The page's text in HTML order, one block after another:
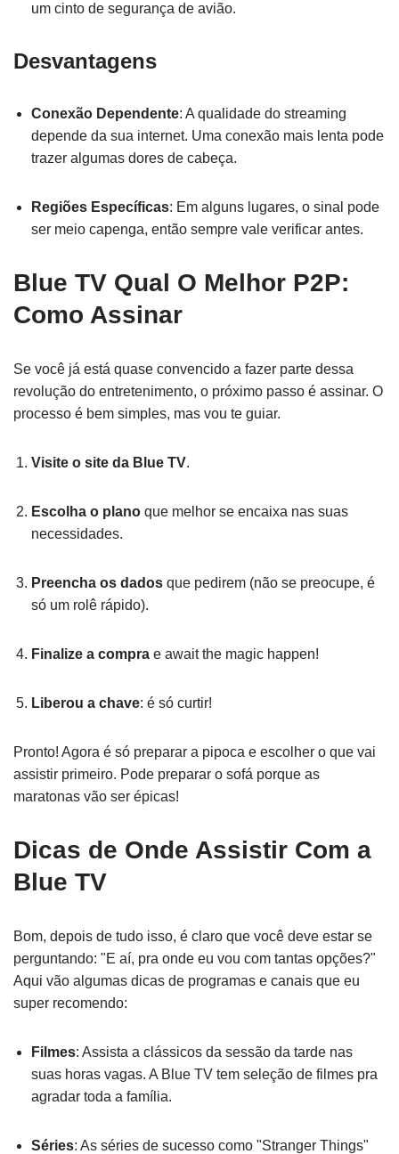
um cinto de segurança de avião.
Desvantagens
Conexão Dependente: A qualidade do streaming
depende da sua internet. Uma conexão mais lenta pode
trazer algumas dores de cabeça.
Regiões Específicas: Em alguns lugares, o sinal pode
ser meio capenga, então sempre vale verificar antes.
Blue TV Qual O Melhor P2P:
Como Assinar
Se você já está quase convencido a fazer parte dessa
revolução do entretenimento, o próximo passo é assinar. O
processo é bem simples, mas vou te guiar.
Visite o site da Blue TV.
Escolha o plano que melhor se encaixa nas suas
necessidades.
Preencha os dados que pedirem (não se preocupe, é
só um rolê rápido).
Finalize a compra e await the magic happen!
Liberou a chave: é só curtir!
Pronto! Agora é só preparar a pipoca e escolher o que vai
assistir primeiro. Pode preparar o sofá porque as
maratonas vão ser épicas!
Dicas de Onde Assistir Com a
Blue TV
Bom, depois de tudo isso, é claro que você deve estar se
perguntando: "E aí, pra onde eu vou com tantas opções?"
Aqui vão algumas dicas de programas e canais que eu
super recomendo:
Filmes: Assista a clássicos da sessão da tarde nas
suas horas vagas. A Blue TV tem seleção de filmes pra
agradar toda a família.
Séries: As séries de sucesso como "Stranger Things"